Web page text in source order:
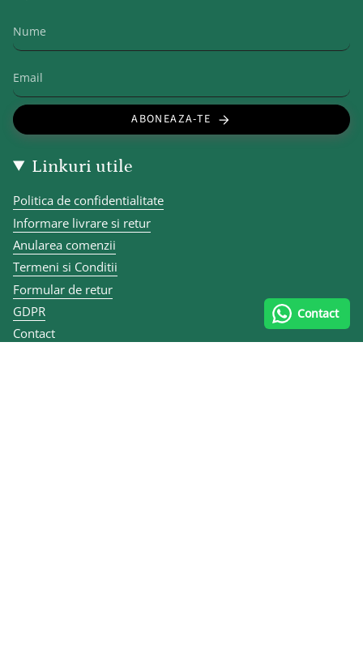
ABONEAZA-TE
Linkuri utile
Politica de confidentialitate
Informare livrare si retur
Anularea comenzii
Termeni si Conditii
Formular de retur
GDPR
Contact
Contact